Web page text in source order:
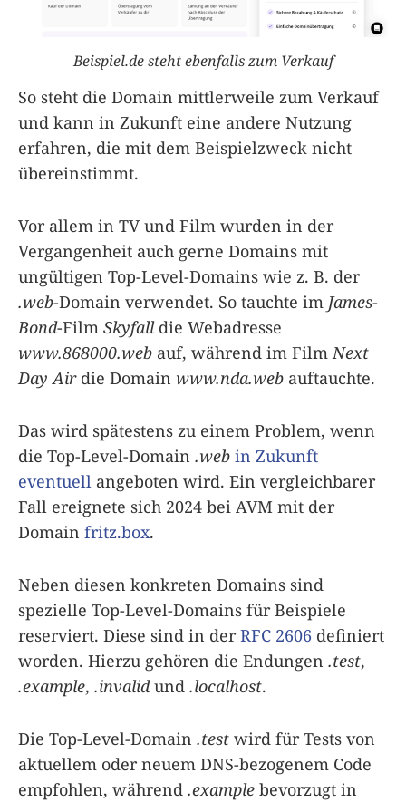
Beispiel.de steht ebenfalls zum Verkauf
So steht die Domain mittlerweile zum Verkauf
und kann in Zukunft eine andere Nutzung
erfahren, die mit dem Beispielzweck nicht
übereinstimmt.
Vor allem in TV und Film wurden in der
Vergangenheit auch gerne Domains mit
ungültigen Top-Level-Domains wie z. B. der
.web-Domain verwendet. So tauchte im James-
Bond-Film Skyfalldie Webadresse
www.868000.web auf, während im FilmNext
Day Airdie Domain www.nda.web auftauchte.
Das wird spätestens zu einem Problem, wenn
die Top-Level-Domain .web in Zukunft
eventuell angeboten wird. Ein vergleichbarer
Fall ereignete sich 2024 bei AVM mit der
Domain fritz.box.
Neben diesen konkreten Domains sind
spezielle Top-Level-Domains für Beispiele
reserviert. Diese sind in derRFC 2606 definiert
worden. Hierzu gehören die Endungen .test,
.example, .invalidund .localhost.
Die Top-Level-Domain .test wird für Tests von
aktuellem oder neuem DNS-bezogenem Code
empfohlen, während .example bevorzugt in